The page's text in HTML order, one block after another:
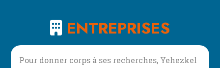
ENTREPRISES
Pour donner corps à ses recherches, Yehezkel